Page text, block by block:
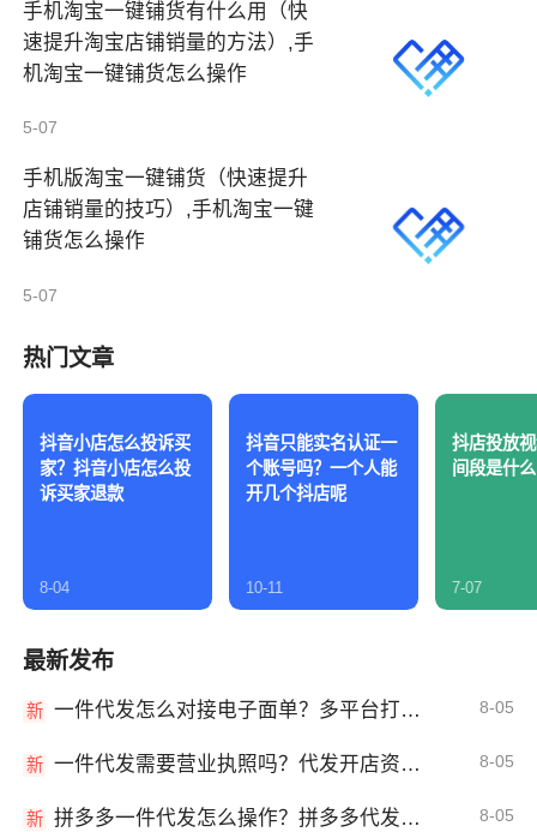
手机淘宝一键铺货有什么用（快
速提升淘宝店铺销量的方法）,手
机淘宝一键铺货怎么操作
5-07
手机版淘宝一键铺货（快速提升
店铺销量的技巧）,手机淘宝一键
铺货怎么操作
5-07
热门文章
抖音小店怎么投诉买
家？抖音小店怎么投
诉买家退款
8-04
抖音只能实名认证一
个账号吗？一个人能
开几个抖店呢
10-11
抖店投放
间段是什
7-07
最新发布
新 一件代发怎么对接电子面单？多平台打单发货教程 8-05
新 一件代发需要营业执照吗？代发开店资质详解 8-05
新 拼多多一件代发怎么操作？拼多多代发全流程 8-05